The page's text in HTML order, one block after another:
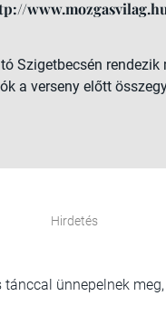
Szigetbecsén
a verseny előtt
Hirdetés
ünnepelnek